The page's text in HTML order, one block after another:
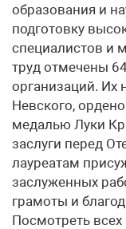
образования и
подготовку
специалистов и
труд отмечены
организаций. Их
Невского,
медалью Луки
заслуги перед
лауреатам
заслуженных
грамоты и
Посмотреть